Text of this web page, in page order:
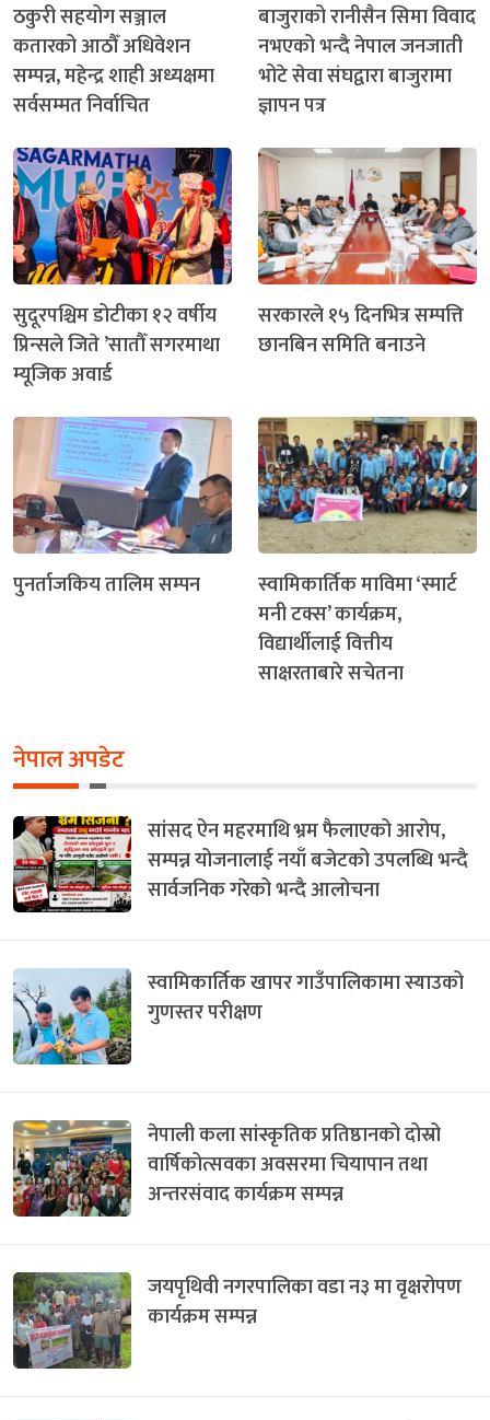
ठकुरी सहयोग सञ्जाल
कतारको आठौँ अधिवेशन
सम्पन्न, महेन्द्र शाही अध्यक्षमा
सर्वसम्मत निर्वाचित
बाजुराको रानीसैन सिमा विवाद
नभएको भन्दै नेपाल जनजाती
भोटे सेवा संघद्वारा बाजुरामा
ज्ञापन पत्र
सुदूरपश्चिम डोटीका १२ वर्षीय
प्रिन्सले जिते ’सातौँ सगरमाथा
म्यूजिक अवार्ड
सरकारले १५ दिनभित्र सम्पत्ति
छानबिन समिति बनाउने
पुनर्ताजकिय तालिम सम्पन
स्वामिकार्तिक माविमा ‘स्मार्ट
मनी टक्स’ कार्यक्रम,
विद्यार्थीलाई वित्तीय
साक्षरताबारे सचेतना
नेपाल अपडेट
सांसद ऐन महरमाथि भ्रम फैलाएको आरोप,
सम्पन्न योजनालाई नयाँ बजेटको उपलब्धि भन्दै
सार्वजनिक गरेको भन्दै आलोचना
स्वामिकार्तिक खापर गाउँपालिकामा स्याउको
गुणस्तर परीक्षण
नेपाली कला सांस्कृतिक प्रतिष्ठानको दोस्रो
वार्षिकोत्सवका अवसरमा चियापान तथा
अन्तरसंवाद कार्यक्रम सम्पन्न
जयपृथिवी नगरपालिका वडा न३ मा वृक्षरोपण
कार्यक्रम सम्पन्न